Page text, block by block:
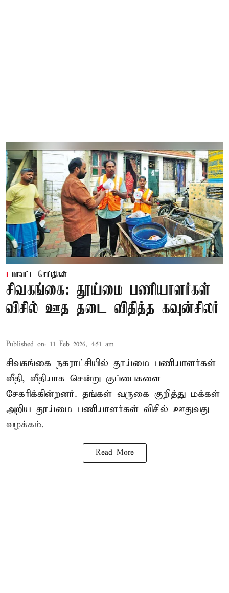
மாவட்ட செய்திகள்
சிவகங்கை: தூய்மை பணியாளர்கள்
விசில் ஊத தடை விதித்த கவுன்சிலர்
Published on: 11 Feb 2026, 4:51 am
சிவகங்கை நகராட்சியில் தூய்மை பணியாளர்கள்
வீதி, வீதியாக சென்று குப்பைகளை
சேகரிக்கின்றனர். தங்கள் வருகை குறித்து மக்கள்
அறிய தூய்மை பணியாளர்கள் விசில் ஊதுவது
வழக்கம்.
Read More